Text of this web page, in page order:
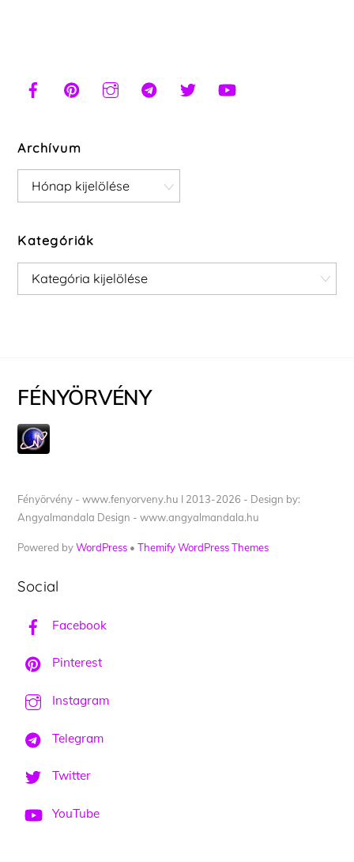
Archívum
Archívum
Kategóriák
Kategóriák
FÉNYÖRVÉNY
Fényörvény - www.fenyorveny.hu I 2013-2026 - Design by:
Angyalmandala Design - www.angyalmandala.hu
Powered byWordPress •Themify WordPress Themes
Social
Facebook
Pinterest
Instagram
Telegram
Twitter
YouTube